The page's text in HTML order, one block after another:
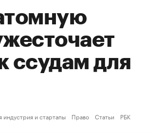
ссудам для
индустрия и стартапы Право Статьи РБК